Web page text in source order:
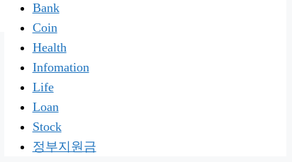
Bank
Coin
Health
Infomation
Life
Loan
Stock
정부지원금